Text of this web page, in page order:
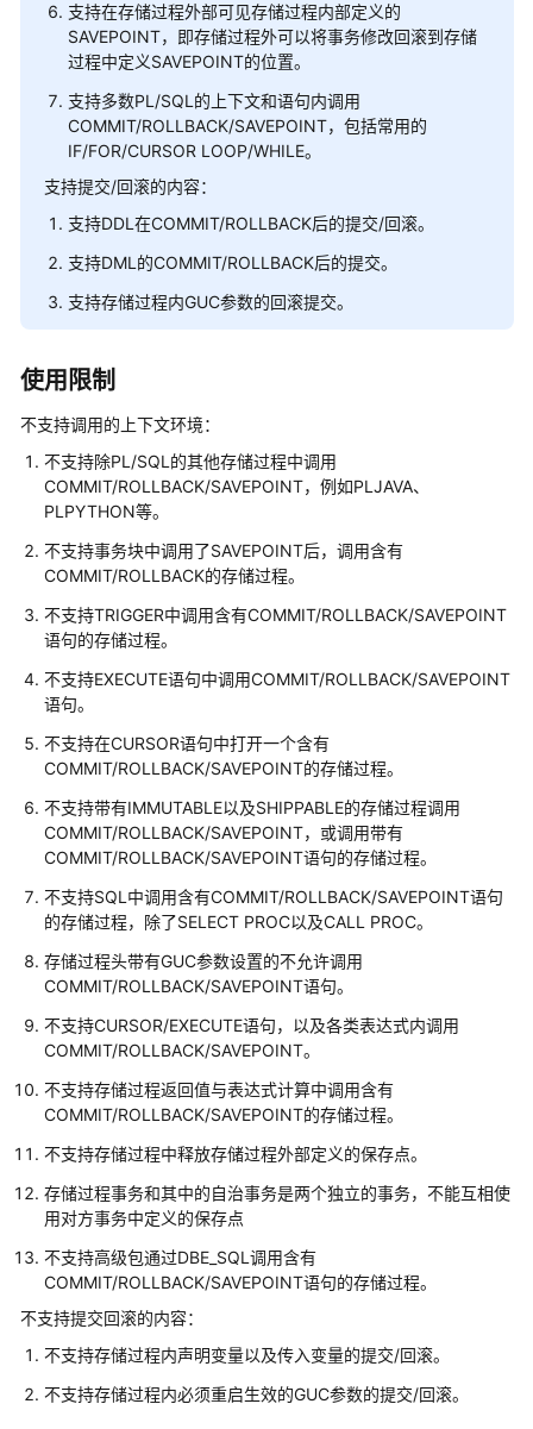
开
发
指
南
（分
布
式
10.x）
发
指
（集
中
_V2.0-
10.x）
开
发
南
（分
布
式
8.x）
开
发
指
南
（集
式
_V2.0-
8.x）
发
南
布
式
_V2.0-
3.x）
据
库
支持在存储过程外部可见存储过程内部定义的
SAVEPOINT，即存储过程外可以将事务修改回滚到存储
过程中定义SAVEPOINT的位置。
支持多数PL/SQL的上下文和语句内调用
COMMIT/ROLLBACK/SAVEPOINT，包括常用的
IF/FOR/CURSOR LOOP/WHILE。
支持提交/回滚的内容：
支持DDL在COMMIT/ROLLBACK后的提交/回滚。
支持DML的COMMIT/ROLLBACK后的提交。
支持存储过程内GUC参数的回滚提交。
使用限制
不支持调用的上下文环境：
不支持除PL/SQL的其他存储过程中调用
COMMIT/ROLLBACK/SAVEPOINT，例如PLJAVA、
PLPYTHON等。
不支持事务块中调用了SAVEPOINT后，调用含有
COMMIT/ROLLBACK的存储过程。
不支持TRIGGER中调用含有COMMIT/ROLLBACK/SAVEPOINT
语句的存储过程。
不支持EXECUTE语句中调用COMMIT/ROLLBACK/SAVEPOINT
语句。
不支持在CURSOR语句中打开一个含有
COMMIT/ROLLBACK/SAVEPOINT的存储过程。
不支持带有IMMUTABLE以及SHIPPABLE的存储过程调用
COMMIT/ROLLBACK/SAVEPOINT，或调用带有
COMMIT/ROLLBACK/SAVEPOINT语句的存储过程。
不支持SQL中调用含有COMMIT/ROLLBACK/SAVEPOINT语句
的存储过程，除了SELECT PROC以及CALL PROC。
存储过程头带有GUC参数设置的不允许调用
COMMIT/ROLLBACK/SAVEPOINT语句。
不支持CURSOR/EXECUTE语句，以及各类表达式内调用
COMMIT/ROLLBACK/SAVEPOINT。
不支持存储过程返回值与表达式计算中调用含有
COMMIT/ROLLBACK/SAVEPOINT的存储过程。
不支持存储过程中释放存储过程外部定义的保存点。
存储过程事务和其中的自治事务是两个独立的事务，不能互相使
用对方事务中定义的保存点
不支持高级包通过DBE_SQL调用含有
COMMIT/ROLLBACK/SAVEPOINT语句的存储过程。
不支持提交回滚的内容：
不支持存储过程内声明变量以及传入变量的提交/回滚。
不支持存储过程内必须重启生效的GUC参数的提交/回滚。